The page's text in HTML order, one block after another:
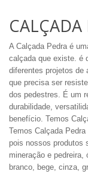
CALÇADA
A Calçada Pedra é
calçada que existe. é
diferentes projetos de
que precisa ser
dos pedestres. É um
durabilidade,
benefício. Temos
Temos Calçada
pois nossos produtos
mineração e pedreira,
branco, bege, cinza,